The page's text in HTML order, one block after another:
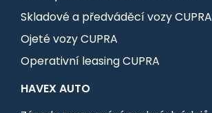
Skladové a předváděcí vozy CUPRA
Ojeté vozy CUPRA
Operativní leasing CUPRA
HAVEX AUTO